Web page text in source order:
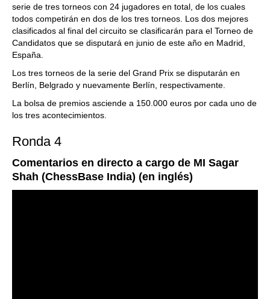
serie de tres torneos con 24 jugadores en total, de los cuales
todos competirán en dos de los tres torneos. Los dos mejores
clasificados al final del circuito se clasificarán para el Torneo de
Candidatos que se disputará en junio de este año en Madrid,
España.
Los tres torneos de la serie del Grand Prix se disputarán en
Berlín, Belgrado y nuevamente Berlín, respectivamente.
La bolsa de premios asciende a 150.000 euros por cada uno de
los tres acontecimientos.
Ronda 4
Comentarios en directo a cargo de MI Sagar
Shah (ChessBase India) (en inglés)